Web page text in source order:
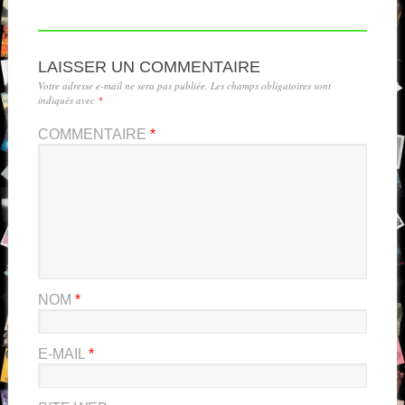
LAISSER UN COMMENTAIRE
Votre adresse e-mail ne sera pas publiée. Les champs obligatoires sont
indiqués avec *
COMMENTAIRE *
NOM *
E-MAIL *